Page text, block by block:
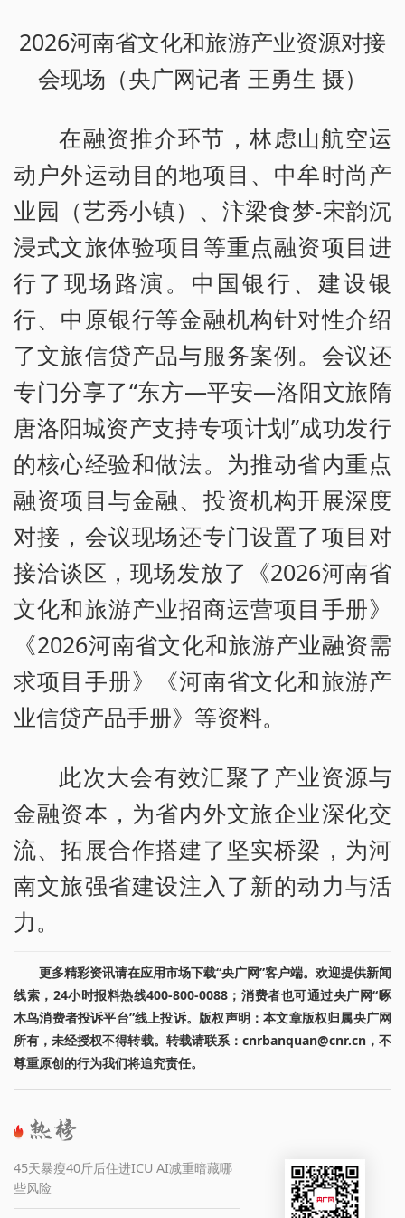
2026河南省文化和旅游产业资源对接
会现场（央广网记者 王勇生 摄）
在融资推介环节，林虑山航空运
动户外运动目的地项目、中牟时尚产
业园（艺秀小镇）、汴梁食梦-宋韵沉
浸式文旅体验项目等重点融资项目进
行了现场路演。中国银行、建设银
行、中原银行等金融机构针对性介绍
了文旅信贷产品与服务案例。会议还
专门分享了“东方—平安—洛阳文旅隋
唐洛阳城资产支持专项计划”成功发行
的核心经验和做法。为推动省内重点
融资项目与金融、投资机构开展深度
对接，会议现场还专门设置了项目对
接洽谈区，现场发放了《2026河南省
文化和旅游产业招商运营项目手册》
《2026河南省文化和旅游产业融资需
求项目手册》《河南省文化和旅游产
业信贷产品手册》等资料。
此次大会有效汇聚了产业资源与
金融资本，为省内外文旅企业深化交
流、拓展合作搭建了坚实桥梁，为河
南文旅强省建设注入了新的动力与活
力。
更多精彩资讯请在应用市场下载“央广网”客户端。欢迎提供新闻
线索，24小时报料热线400-800-0088；消费者也可通过央广网“啄
木鸟消费者投诉平台”线上投诉。版权声明：本文章版权归属央广网
所有，未经授权不得转载。转载请联系：cnrbanquan@cnr.cn，不
尊重原创的行为我们将追究责任。
45天暴瘦40斤后住进ICU AI减重暗藏哪
些风险